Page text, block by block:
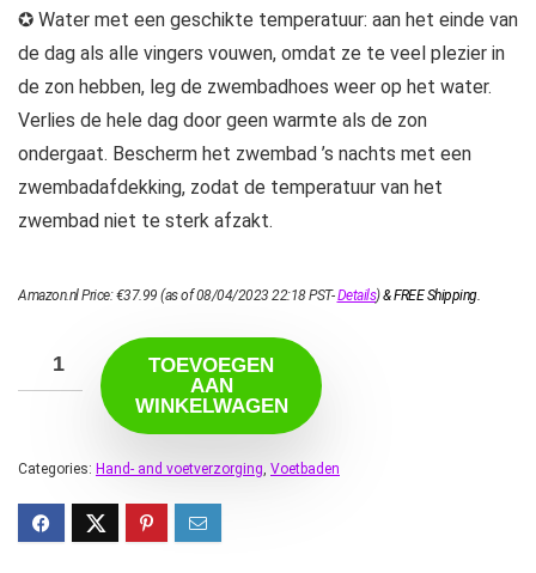
✪ Water met een geschikte temperatuur: aan het einde van
de dag als alle vingers vouwen, omdat ze te veel plezier in
de zon hebben, leg de zwembadhoes weer op het water.
Verlies de hele dag door geen warmte als de zon
ondergaat. Bescherm het zwembad ’s nachts met een
zwembadafdekking, zodat de temperatuur van het
zwembad niet te sterk afzakt.
Amazon.nl Price:€37.99 (as of 08/04/2023 22:18 PST-Details)&FREE Shipping.
TOEVOEGEN
AAN
WINKELWAGEN
Categories: Hand- and voetverzorging, Voetbaden